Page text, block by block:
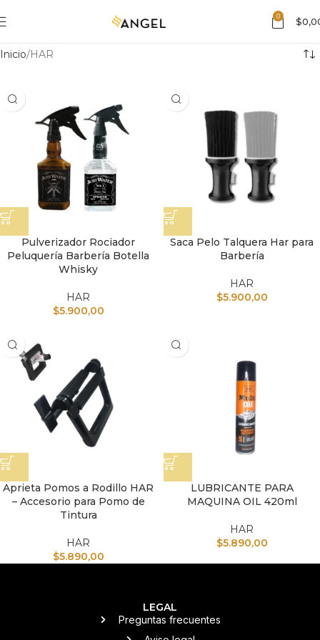
0 $
Inicio HAR
Pulverizador Rociador
Peluquería Barbería Botella
Whisky
HAR
$5.900,00
Saca Pelo Talquera Har para
Barbería
HAR
$5.900,00
Aprieta Pomos a Rodillo HAR
– Accesorio para Pomo de
Tintura
HAR
$5.890,00
LUBRICANTE PARA
MAQUINA OIL 420ml
HAR
$5.890,00
LEGAL
Preguntas frecuentes